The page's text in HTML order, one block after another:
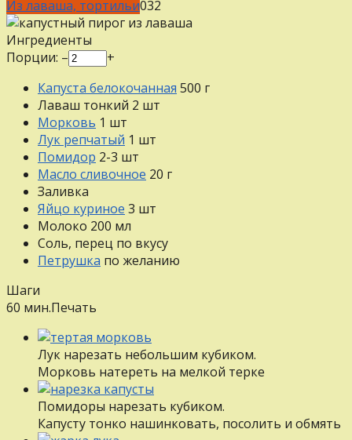
Из лаваша, тортильи032
Ингредиенты
Порции: –
+
Капуста белокочанная 500 г
Лаваш тонкий 2 шт
Морковь 1 шт
Лук репчатый 1 шт
Помидор 2-3 шт
Масло сливочное 20 г
Заливка
Яйцо куриное 3 шт
Молоко 200 мл
Соль, перец по вкусу
Петрушка по желанию
Шаги
60 мин.Печать
Лук нарезать небольшим кубиком.
Морковь натереть на мелкой терке
Помидоры нарезать кубиком.
Капусту тонко нашинковать, посолить и обмять